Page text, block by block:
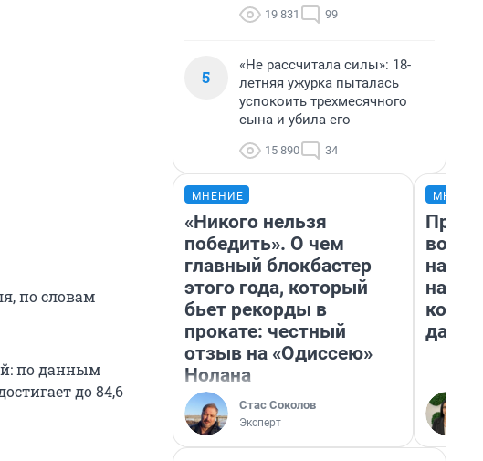
по словам
по данным
до 84,6
19 831 99
5
«Не рассчитала силы»: 18-
летняя ужурка пыталась
успокоить трехмесячного
сына и убила его
15 890 34
МНЕНИЕ
«Никого нельзя
победить». О чем
главный блокбастер
этого года, который
бьет рекорды в
прокате: честный
отзыв на «Одиссею»
Нолана
Стас Соколов
Эксперт
нам
даже